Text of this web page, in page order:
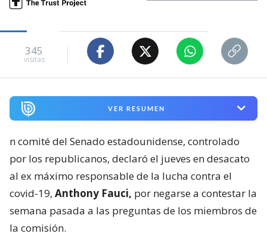
345
visitas
VER RESUMEN
n comité del Senado estadounidense, controlado
por los republicanos, declaró el jueves en desacato
al ex máximo responsable de la lucha contra el
covid-19, Anthony Fauci, por negarse a contestar la
semana pasada a las preguntas de los miembros de
la comisión.